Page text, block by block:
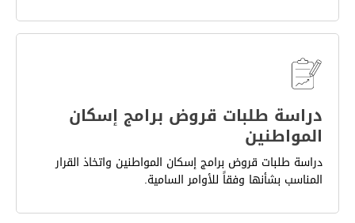
دراسة طلبات قروض برامج إسكان
المواطنين
دراسة طلبات قروض برامج إسكان المواطنين واتخاذ القرار
المناسب بشأنها وفقاً للأوامر السامية.